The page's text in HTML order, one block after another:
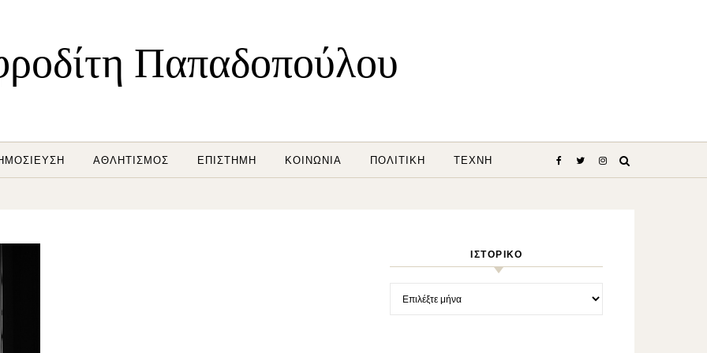
Παπαδοπούλου
ΑΘΛΗΤΙΣΜΌΣ ΕΠΙΣΤΉΜΗ ΚΟΙΝΩΝΊΑ ΠΟΛΙΤΙΚΉ ΤΈΧΝΗ
ΙΣΤΟΡΙΚΌ
Ιστορικό